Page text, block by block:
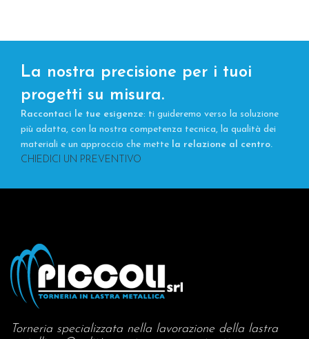
La nostra precisione per i tuoi
progetti su misura.
Raccontaci le tue esigenze: ti guideremo verso la soluzione
più adatta, con la nostra competenza tecnica, la qualità dei
materiali e un approccio che mette la relazione al centro.
CHIEDICI UN PREVENTIVO
Torneria specializzata nella lavorazione della lastra